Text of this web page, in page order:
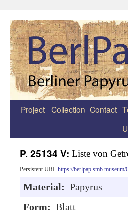
Zum
Project Collection Contact
P. 25134 V: Liste von
Persistent URL https://berlpap.smb.museum/
Material: Papyrus
Form: Blatt